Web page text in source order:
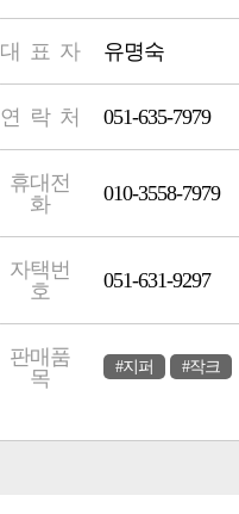
대 표 자 유명숙
연 락 처 051-635-7979
휴대전
화
010-3558-7979
자택번
호
051-631-9297
판매품
목
#지퍼 #작크